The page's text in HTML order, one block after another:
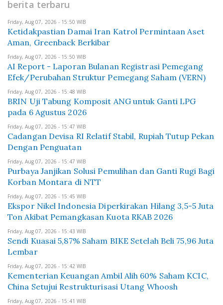
berita terbaru
Friday, Aug 07, 2026 - 15:50 WIB
Ketidakpastian Damai Iran Katrol Permintaan Aset
Aman, Greenback Berkibar
Friday, Aug 07, 2026 - 15:50 WIB
AI Report - Laporan Bulanan Registrasi Pemegang
Efek/Perubahan Struktur Pemegang Saham (VERN)
Friday, Aug 07, 2026 - 15:48 WIB
BRIN Uji Tabung Komposit ANG untuk Ganti LPG
pada 6 Agustus 2026
Friday, Aug 07, 2026 - 15:47 WIB
Cadangan Devisa RI Relatif Stabil, Rupiah Tutup Pekan
Dengan Penguatan
Friday, Aug 07, 2026 - 15:47 WIB
Purbaya Janjikan Solusi Pemulihan dan Ganti Rugi Bagi
Korban Montara di NTT
Friday, Aug 07, 2026 - 15:45 WIB
Ekspor Nikel Indonesia Diperkirakan Hilang 3,5-5 Juta
Ton Akibat Pemangkasan Kuota RKAB 2026
Friday, Aug 07, 2026 - 15:43 WIB
Sendi Kuasai 5,87% Saham BIKE Setelah Beli 75,96 Juta
Lembar
Friday, Aug 07, 2026 - 15:42 WIB
Kementerian Keuangan Ambil Alih 60% Saham KCIC,
China Setujui Restrukturisasi Utang Whoosh
Friday, Aug 07, 2026 - 15:41 WIB